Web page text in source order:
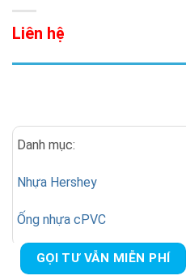
Liên hệ
Danh mục:
Nhựa Hershey
Ống nhựa cPVC
GỌI TƯ VẪN MIỄN PHÍ